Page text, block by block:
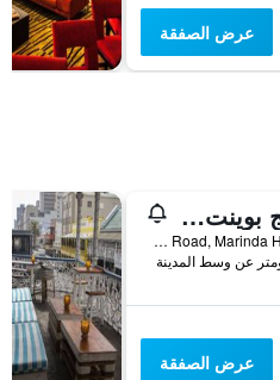
عرض الصفقة
تيرنينج بوينت بيد آند بريكفاست
2 Glenside Road, Marinda Heights, كابي تاون, محافظة كيب الغربية, جنوب أفريقيا
عرض الصفقة